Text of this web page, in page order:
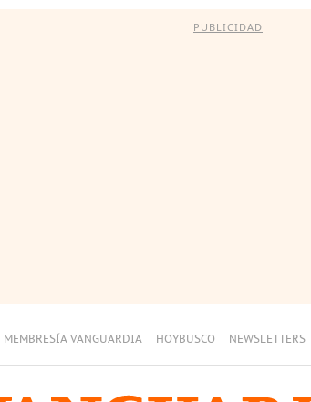
PUBLICIDAD
MEMBRESÍA VANGUARDIA HOYBUSCO NEWSLETTERS